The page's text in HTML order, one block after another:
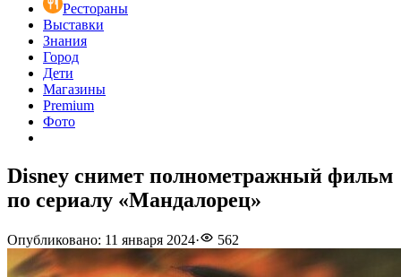
Рестораны
Выставки
Знания
Город
Дети
Магазины
Premium
Фото
Disney снимет полнометражный фильм
по сериалу «Мандалорец»
Опубликовано: 11 января 2024· 562